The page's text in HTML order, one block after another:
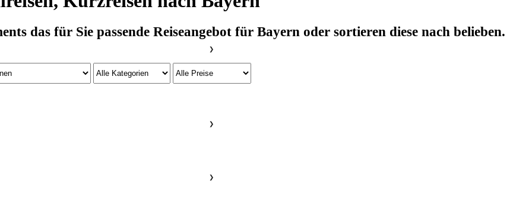
das für Sie passende Reiseangebot für Bayern oder sortieren diese nach belieben.
❯
❯
❯